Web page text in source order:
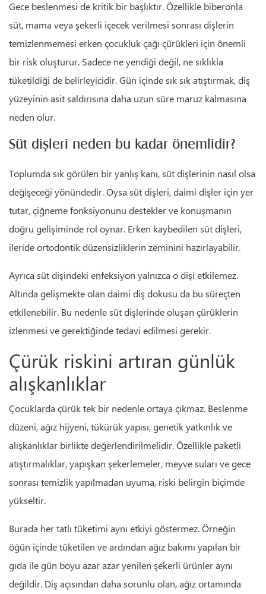
Gece beslenmesi de kritik bir başlıktır. Özellikle biberonla
süt, mama veya şekerli içecek verilmesi sonrası dişlerin
temizlenmemesi erken çocukluk çağı çürükleri için önemli
bir risk oluşturur. Sadece ne yendiği değil, ne sıklıkla
tüketildiği de belirleyicidir. Gün içinde sık sık atıştırmak, diş
yüzeyinin asit saldırısına daha uzun süre maruz kalmasına
neden olur.
Süt dişleri neden bu kadar önemlidir?
Toplumda sık görülen bir yanlış kanı, süt dişlerinin nasıl olsa
değişeceği yönündedir. Oysa süt dişleri, daimi dişler için yer
tutar, çiğneme fonksiyonunu destekler ve konuşmanın
doğru gelişiminde rol oynar. Erken kaybedilen süt dişleri,
ileride ortodontik düzensizliklerin zeminini hazırlayabilir.
Ayrıca süt dişindeki enfeksiyon yalnızca o dişi etkilemez.
Altında gelişmekte olan daimi diş dokusu da bu süreçten
etkilenebilir. Bu nedenle süt dişlerinde oluşan çürüklerin
izlenmesi ve gerektiğinde tedavi edilmesi gerekir.
Çürük riskini artıran günlük
alışkanlıklar
Çocuklarda çürük tek bir nedenle ortaya çıkmaz. Beslenme
düzeni, ağız hijyeni, tükürük yapısı, genetik yatkınlık ve
alışkanlıklar birlikte değerlendirilmelidir. Özellikle paketli
atıştırmalıklar, yapışkan şekerlemeler, meyve suları ve gece
sonrası temizlik yapılmadan uyuma, riski belirgin biçimde
yükseltir.
Burada her tatlı tüketimi aynı etkiyi göstermez. Örneğin
öğün içinde tüketilen ve ardından ağız bakımı yapılan bir
gıda ile gün boyu azar azar yenilen şekerli ürünler aynı
değildir. Diş açısından daha sorunlu olan, ağız ortamında